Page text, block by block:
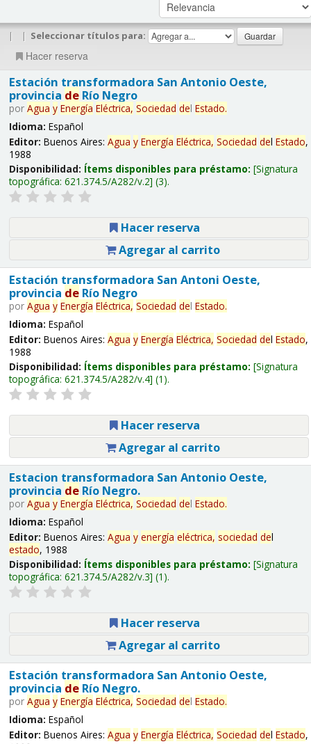
| | Seleccionar títulos para:
Hacer reserva
Estación transformadora San Antonio Oeste,
provincia deRío Negro
por Agua y Energía Eléctrica, Sociedad del Estado.
Idioma: Español
Editor: Buenos Aires: Agua y Energía Eléctrica, Sociedad del Estado,
1988
Disponibilidad: Ítems disponibles para préstamo: Signatura
topográfica: 621.374.5/A282/v.2 (3).
Hacer reserva
Agregar al carrito
Estación transformadora San Antoni Oeste,
provincia deRío Negro
por Agua y Energía Eléctrica, Sociedad del Estado.
Idioma: Español
Editor: Buenos Aires: Agua y Energía Eléctrica, Sociedad del Estado,
1988
Disponibilidad: Ítems disponibles para préstamo: Signatura
topográfica: 621.374.5/A282/v.4 (1).
Hacer reserva
Agregar al carrito
Estacion transformadora San Antonio Oeste,
provincia deRío Negro.
por Agua y Energía Eléctrica, Sociedad del Estado.
Idioma: Español
Editor: Buenos Aires: Agua y energía eléctrica, sociedad del
estado, 1988
Disponibilidad: Ítems disponibles para préstamo: Signatura
topográfica: 621.374.5/A282/v.3 (1).
Hacer reserva
Agregar al carrito
Estación transformadora San Antonio Oeste,
provincia deRío Negro.
por Agua y Energía Eléctrica, Sociedad del Estado.
Idioma: Español
Editor: Buenos Aires: Agua y Energía Eléctrica, Sociedad del Estado,